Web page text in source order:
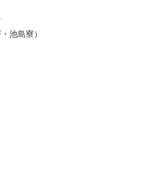
池島寮）